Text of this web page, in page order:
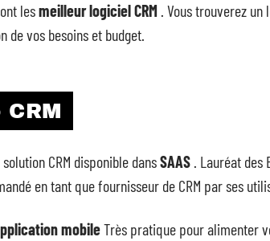
lesmeilleur logiciel CRM. Vous trouverez un
de vos besoins et budget.
CRM
CRM disponible dansSAAS. Lauréat des
en tant que fournisseur de CRM par ses
mobileTrès pratique pour alimenter